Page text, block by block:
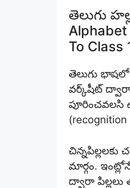
తెలుగు
Alphabet
To Class
తెలుగు భాషలో
వర్క్‌షీట్ ద్వారా
పూరించవలసి
మార్గం.
ద్వారా పిల్లలు